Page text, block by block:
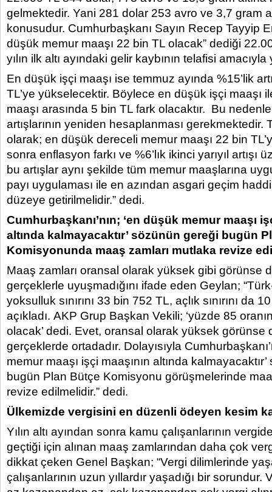
gelmektedir. Yani 281 dolar 253 avro ve 3,7 gram
konusudur. Cumhurbaşkanı Sayın Recep Tayyip
düşük memur maaşı 22 bin TL olacak” dediği
yılın ilk altı ayındaki gelir kaybının telafisi amacıyla
En düşük işçi maaşı ise temmuz ayında %15’lik
TL’ye yükselecektir. Böylece en düşük işçi maaşı
maaşı arasında 5 bin TL fark olacaktır. Bu
artışlarının yeniden hesaplanması gerekmektedir.
olarak; en düşük dereceli memur maaşı 22 bin
sonra enflasyon farkı ve %6’lık ikinci yarıyıl artışı
bu artışlar aynı şekilde tüm memur maaşlarına
payı uygulaması ile en azından asgari geçim
düzeye getirilmelidir.” dedi.
Cumhurbaşkanı’nın; ‘en düşük memur maaşı
altında kalmayacaktır’ sözünün gereği bugün
Komisyonunda maaş zamları mutlaka revize
Maaş zamları oransal olarak yüksek gibi görünse
gerçeklerle uyuşmadığını ifade eden Geylan;
yoksulluk sınırını 33 bin 752 TL, açlık sınırını da
açıkladı. AKP Grup Başkan Vekili; ‘yüzde 85
olacak’ dedi. Evet, oransal olarak yüksek görünse
gerçeklerde ortadadır. Dolayısıyla
memur maaşı işçi maaşının altında
bugün Plan Bütçe Komisyonu görüşmelerinde
revize edilmelidir.” dedi.
Ülkemizde vergisini en düzenli ödeyen kesim
Yılın altı ayından sonra kamu çalışanlarının
geçtiği için alınan maaş zamlarından daha çok
dikkat çeken Genel Başkan; “Vergi dilimlerinde
çalışanlarının uzun yıllardır yaşadığı bir